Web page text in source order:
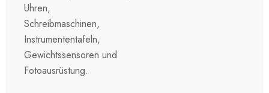
Uhren,
Schreibmaschinen,
Instrumententafeln,
Gewichtssensoren und
Fotoausrüstung.